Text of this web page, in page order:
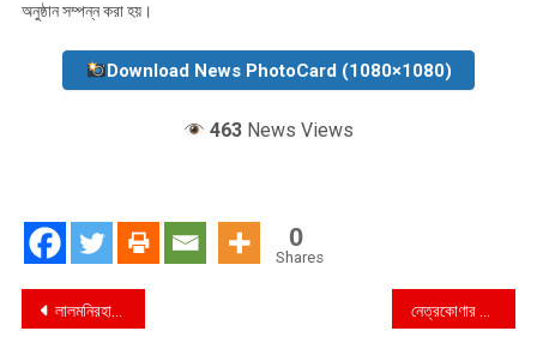
অনুষ্ঠান সম্পন্ন করা হয়।
Download News PhotoCard (1080×1080)
463 News Views
0
Shares
Post
লালমনিরহাটের আদিতমাারী উপজেলায় গৃহবধুকে সংঘবদ্ধ ধর্ষণের পর হত্যার অভিযোগ নেত্রকোণার মদনে গরু আনতে গিয়ে বজ্রপাতে বৃদ্ধ কৃষকের মৃত্যু